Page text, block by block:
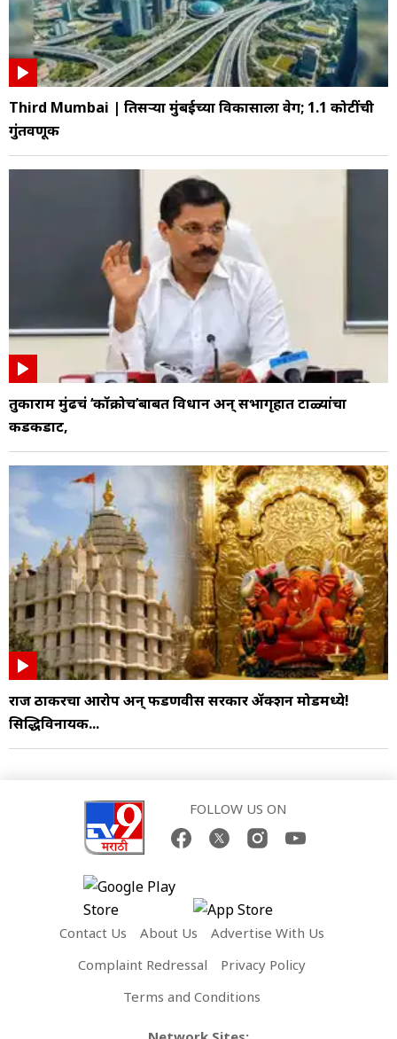
Third Mumbai | तिसऱ्या मुंबईच्या विकासाला वेग; 1.1 कोटींची
गुंतवणूक
तुकाराम मुंढेंचं ‘कॉक्रोच’बाबत विधान अन् सभागृहात टाळ्यांचा
कडकडाट,
राज ठाकरेंचा आरोप अन् फडणवीस सरकार ॲक्शन मोडमध्ये!
सिद्धिविनायक...
FOLLOW US ON
Contact Us About Us
Advertise With Us
Complaint Redressal
Privacy Policy
Terms and Conditions